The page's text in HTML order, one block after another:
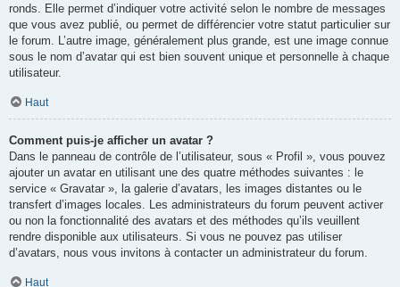
ronds. Elle permet d’indiquer votre activité selon le nombre de messages
que vous avez publié, ou permet de différencier votre statut particulier sur
le forum. L’autre image, généralement plus grande, est une image connue
sous le nom d’avatar qui est bien souvent unique et personnelle à chaque
utilisateur.
Haut
Comment puis-je afficher un avatar ?
Dans le panneau de contrôle de l’utilisateur, sous « Profil », vous pouvez
ajouter un avatar en utilisant une des quatre méthodes suivantes : le
service « Gravatar », la galerie d’avatars, les images distantes ou le
transfert d’images locales. Les administrateurs du forum peuvent activer
ou non la fonctionnalité des avatars et des méthodes qu’ils veuillent
rendre disponible aux utilisateurs. Si vous ne pouvez pas utiliser
d’avatars, nous vous invitons à contacter un administrateur du forum.
Haut